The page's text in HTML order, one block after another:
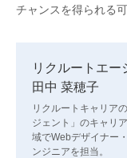
チャンスを得られる
リクルートエ
田中 菜穂子
リクルートキャリア
ジェント」のキャリ
域でWebデザイナー
ンジニアを担当。